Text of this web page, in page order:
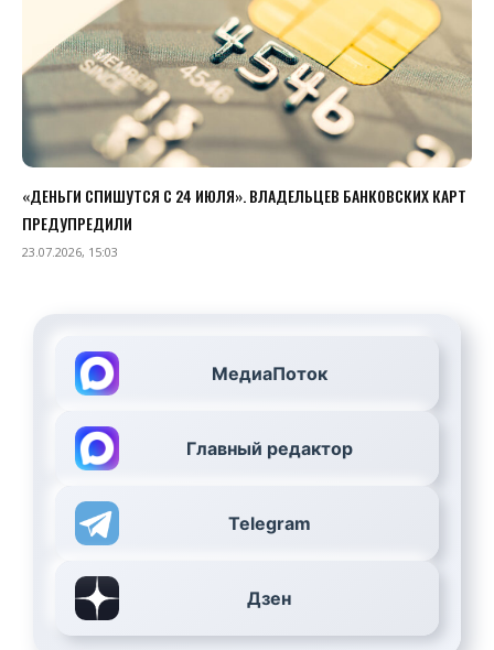
«ДЕНЬГИ СПИШУТСЯ С 24 ИЮЛЯ». ВЛАДЕЛЬЦЕВ БАНКОВСКИХ КАРТ
ПРЕДУПРЕДИЛИ
23.07.2026, 15:03
МедиаПоток
Главный редактор
Telegram
Дзен